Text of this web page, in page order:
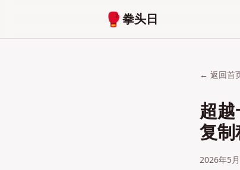
🥊拳头日
← 返回首
超
复制
2026年5